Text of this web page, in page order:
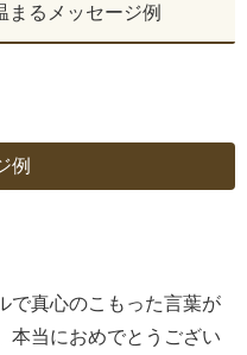
まるメッセージ例
例
で真心のこもった言葉が
本当におめでとうござい